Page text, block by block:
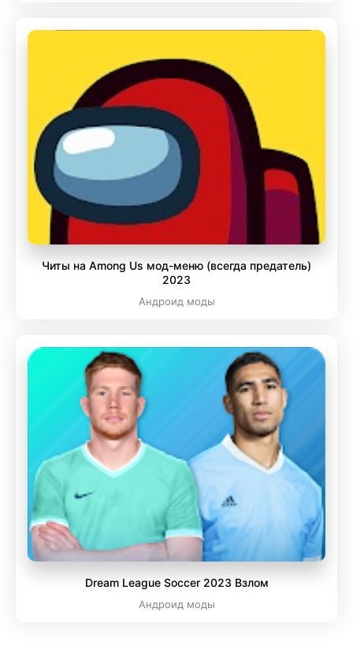
Читы на Among Us мод-меню (всегда предатель)
2023
Андроид моды
Dream League Soccer 2023 Взлом
Андроид моды